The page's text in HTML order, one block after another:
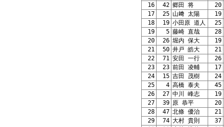
16
42 郷田 将 20
17
25 山﨑 太陽 19
18
19 小田原 道人 25
19
5 藤崎 直哉 28
20
26 堀内 保大 19
21
50 井戸 皓大 21
22
71 安田 一行 26
23
23 前田 凌輔 17
24
15 吉田 茂樹 24
25
4 高橋 泰夫 45
26
27 中川 峰志 19
27
39 原 恭平 20
28
47 北條 優治 21
29
74 大村 貴則 37